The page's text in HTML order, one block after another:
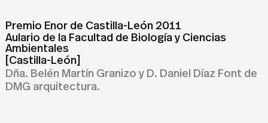
Premio Enor de Castilla-León 2011
Aulario de la Facultad de Biología y Ciencias
Ambientales
[Castilla-León]
Dña. Belén Martín Granizo y D. Daniel Díaz Font de
DMG arquitectura.